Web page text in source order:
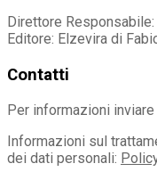
Direttore
Editore: Elzevira di
Contatti
Per informazioni
Informazioni sul
dei dati personali: